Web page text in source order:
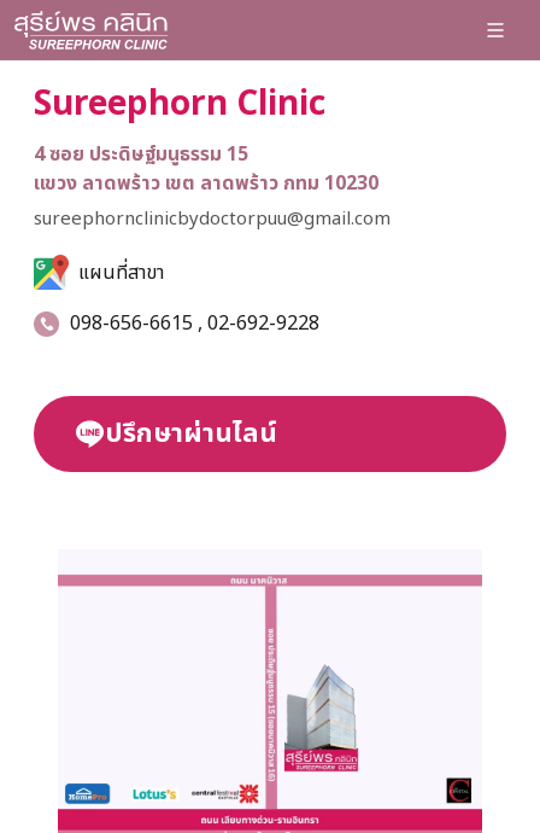
Sureephorn Clinic
4 ซอย ประดิษฐ์มนูธรรม 15
แขวง ลาดพร้าว เขต ลาดพร้าว กทม 10230
sureephornclinicbydoctorpuu@gmail.com
แผนที่สาขา
098-656-6615 , 02-692-9228
ปรึกษาผ่านไลน์